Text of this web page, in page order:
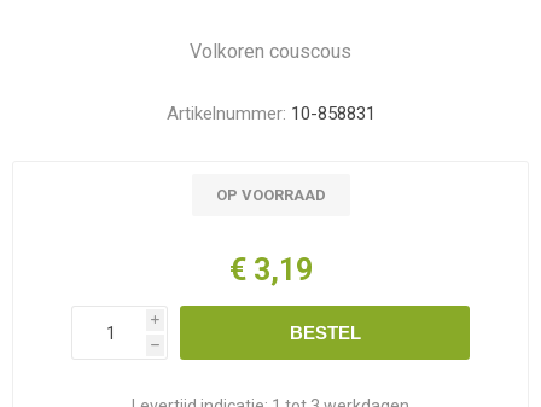
Volkoren couscous
Artikelnummer: 10-858831
OP VOORRAAD
€ 3,19
i
h
BESTEL